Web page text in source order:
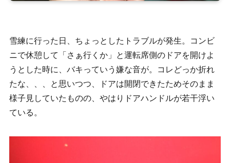
雪練に行った日、ちょっとしたトラブルが発生。コンビ
ニで休憩して「さぁ行くか」と運転席側のドアを開けよ
うとした時に、バキっていう嫌な音が。コレどっか折れ
たな、、、と思いつつ、ドアは開閉できたためそのまま
様子見していたものの、やはりドアハンドルが若干浮い
ている。